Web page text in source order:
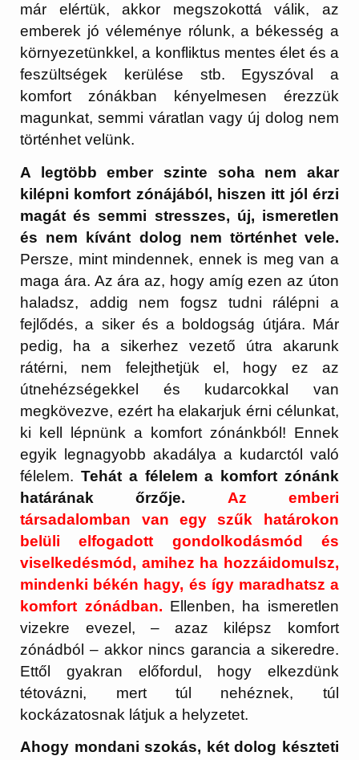
már elértük, akkor megszokottá válik, az
emberek jó véleménye rólunk, a békesség a
környezetünkkel, a konfliktus mentes élet és a
feszültségek kerülése stb. Egyszóval a
komfort zónákban kényelmesen érezzük
magunkat, semmi váratlan vagy új dolog nem
történhet velünk.
A legtöbb ember szinte soha nem akar
kilépni komfort zónájából, hiszen itt jól érzi
magát és semmi stresszes, új, ismeretlen
és nem kívánt dolog nem történhet vele.
Persze, mint mindennek, ennek is meg van a
maga ára. Az ára az, hogy amíg ezen az úton
haladsz, addig nem fogsz tudni rálépni a
fejlődés, a siker és a boldogság útjára. Már
pedig, ha a sikerhez vezető útra akarunk
rátérni, nem felejthetjük el, hogy ez az
útnehézségekkel és kudarcokkal van
megkövezve, ezért ha elakarjuk érni célunkat,
ki kell lépnünk a komfort zónánkból! Ennek
egyik legnagyobb akadálya a kudarctól való
félelem. Tehát a félelem a komfort zónánk
határának őrzője.
Az emberi
társadalomban van egy szűk határokon
belüli elfogadott gondolkodásmód és
viselkedésmód, amihez ha hozzáidomulsz,
mindenki békén hagy, és így maradhatsz a
komfort zónádban. Ellenben, ha ismeretlen
vizekre evezel, – azaz kilépsz komfort
zónádból – akkor nincs garancia a sikeredre.
Ettől gyakran előfordul, hogy elkezdünk
tétovázni, mert túl nehéznek, túl
kockázatosnak látjuk a helyzetet.
Ahogy mondani szokás, két dolog készteti